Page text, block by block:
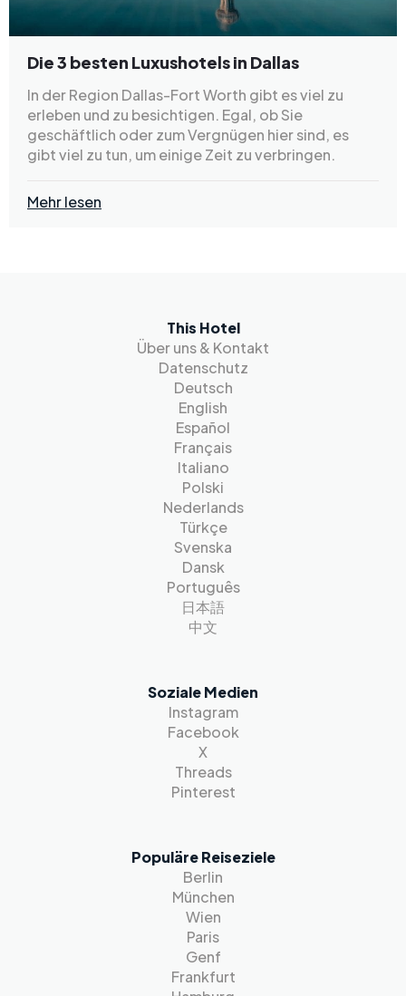
Die 3 besten Luxushotels in Dallas
In der Region Dallas-Fort Worth gibt es viel zu
erleben und zu besichtigen. Egal, ob Sie
geschäftlich oder zum Vergnügen hier sind, es
gibt viel zu tun, um einige Zeit zu verbringen.
Mehr lesen
This Hotel
Über uns & Kontakt
Datenschutz
Deutsch
English
Español
Français
Italiano
Polski
Nederlands
Türkçe
Svenska
Dansk
Português
日本語
中文
Soziale Medien
Instagram
Facebook
X
Threads
Pinterest
Populäre Reiseziele
Berlin
München
Wien
Paris
Genf
Frankfurt